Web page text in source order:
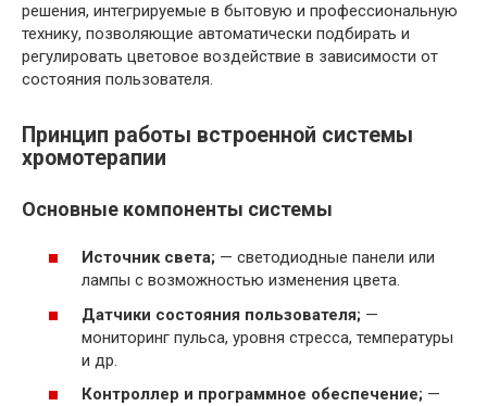
решения, интегрируемые в бытовую и профессиональную
технику, позволяющие автоматически подбирать и
регулировать цветовое воздействие в зависимости от
состояния пользователя.
Принцип работы встроенной системы
хромотерапии
Основные компоненты системы
Источник света; — светодиодные панели или
лампы с возможностью изменения цвета.
Датчики состояния пользователя; —
мониторинг пульса, уровня стресса, температуры
и др.
Контроллер и программное обеспечение; —